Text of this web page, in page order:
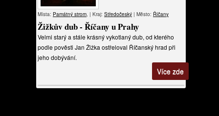
Místa: Památný strom, | Kraj: Středočeský | Město: Říčany
Žižkův dub - Říčany u Prahy
Velmi starý a stále krásný vykotlaný dub, od kterého
podle pověsti Jan Žižka ostřeloval Říčanský hrad při
jeho dobývání.
Více zde